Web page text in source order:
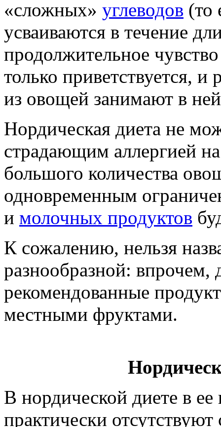
«сложных» углеводов (то
усваиваются в течение
продолжительное
только приветствуется,
из овощей занимают в
Нордическая диета не
страдающим аллергией
большого количества
одновременным
и молочных продуктов
К сожалению, нельзя
разнообразной: впрочем,
рекомендованные
местными фруктами.
В нордической диете в ее
практически